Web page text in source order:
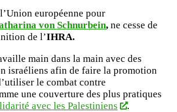
européenne pour
von Schnurbein, ne cesse de
de l’IHRA.
main dans la main avec des
israéliens afin de faire la promotion
le combat contre
une couverture des plus pratiques
avec les Palestiniens
.